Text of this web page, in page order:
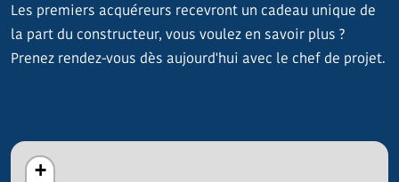
Les premiers acquéreurs recevront un cadeau unique de
la part du constructeur, vous voulez en savoir plus ?
Prenez rendez-vous dès aujourd'hui avec le chef de projet.
+